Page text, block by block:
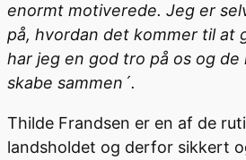
enormt motiverede. Jeg er
på, hvordan det kommer til at
har jeg en god tro på os og de
skabe sammen´.
Thilde Frandsen er en af de
landsholdet og derfor sikkert